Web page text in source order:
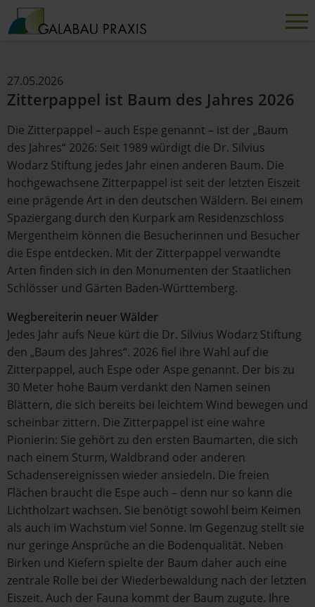
27.05.2026
Zitterpappel ist Baum des Jahres 2026
Die Zitterpappel – auch Espe genannt – ist der „Baum
des Jahres“ 2026: Seit 1989 würdigt die Dr. Silvius
Wodarz Stiftung jedes Jahr einen anderen Baum. Die
hochgewachsene Zitterpappel ist seit der letzten Eiszeit
eine prägende Art in den deutschen Wäldern. Bei einem
Spaziergang durch den Kurpark am Residenzschloss
Mergentheim können die Besucherinnen und Besucher
die Espe entdecken. Mit der Zitterpappel verwandte
Arten finden sich in den Monumenten der Staatlichen
Schlösser und Gärten Baden-Württemberg.
Wegbereiterin neuer Wälder
Jedes Jahr aufs Neue kürt die Dr. Silvius Wodarz Stiftung
den „Baum des Jahres“. 2026 fiel ihre Wahl auf die
Zitterpappel, auch Espe oder Aspe genannt. Der bis zu
30 Meter hohe Baum verdankt den Namen seinen
Blättern, die sich bereits bei leichtem Wind bewegen und
scheinbar zittern. Die Zitterpappel ist eine wahre
Pionierin: Sie gehört zu den ersten Baumarten, die sich
nach einem Sturm, Waldbrand oder anderen
Schadensereignissen wieder ansiedeln. Die freien
Flächen braucht die Espe auch – denn nur so kann die
Lichtholzart wachsen. Sie benötigt sowohl beim Keimen
als auch im Wachstum viel Sonne. Im Gegenzug stellt sie
nur geringe Ansprüche an die Bodenqualität. Neben
Birken und Kiefern spielte der Baum daher auch eine
zentrale Rolle bei der Wiederbewaldung nach der letzten
Eiszeit. Auch der Fauna kommt der Baum zugute. Ihre